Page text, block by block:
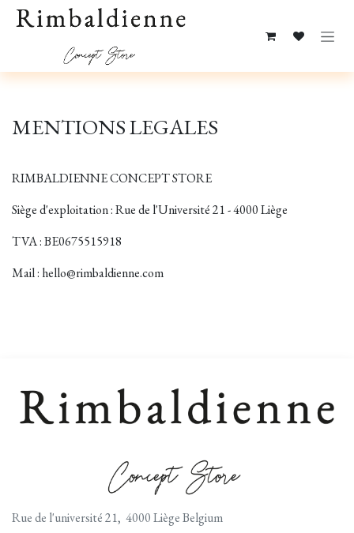
Se rendre au contenu
MENTIONS LEGALES
RIMBALDIENNE CONCEPT STORE
Siège d'exploitation : Rue de l'Université 21 - 4000 Liège
TVA : BE0675515918
Mail : hello@rimbaldienne.com
Rue de l'université 21, 4000 Liège Belgium